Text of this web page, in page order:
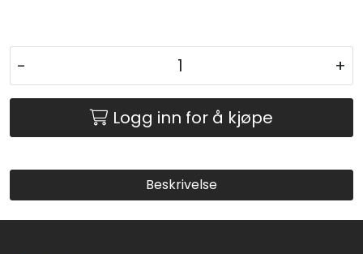
- +
Logg inn for å kjøpe
Beskrivelse